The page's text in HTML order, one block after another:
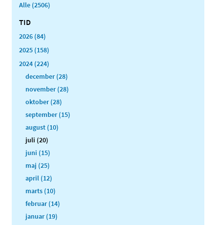
Alle (2506)
TID
2026 (84)
2025 (158)
2024 (224)
december (28)
november (28)
oktober (28)
september (15)
august (10)
juli (20)
juni (15)
maj (25)
april (12)
marts (10)
februar (14)
januar (19)